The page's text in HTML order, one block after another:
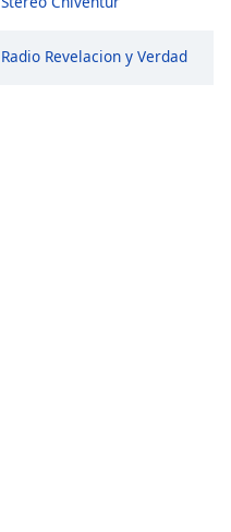
Radio Revelacion y Verdad